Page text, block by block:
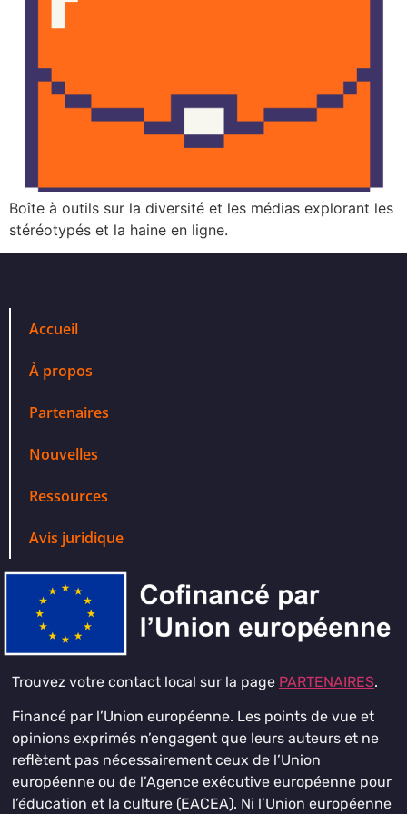
Boîte à outils sur la diversité et les médias explorant les
stéréotypés et la haine en ligne.
Accueil
À propos
Partenaires
Nouvelles
Ressources
Avis juridique
Trouvez votre contact local sur la page PARTENAIRES.
Financé par l’Union européenne. Les points de vue et
opinions exprimés n’engagent que leurs auteurs et ne
reflètent pas nécessairement ceux de l’Union
européenne ou de l’Agence exécutive européenne pour
l’éducation et la culture (EACEA). Ni l’Union européenne